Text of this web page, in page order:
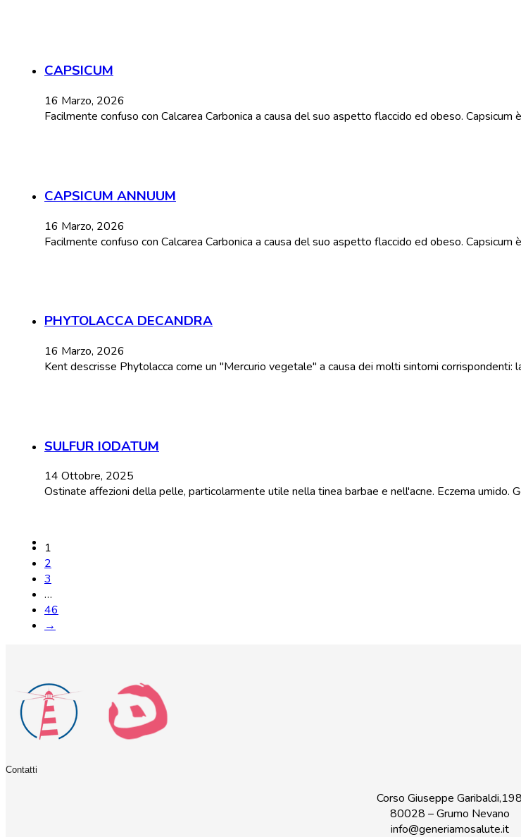
CAPSICUM
16 Marzo, 2026
Facilmente confuso con Calcarea Carbonica a causa del suo aspetto flaccido ed obeso.
CAPSICUM ANNUUM
16 Marzo, 2026
Facilmente confuso con Calcarea Carbonica a causa del suo aspetto flaccido ed obeso.
PHYTOLACCA DECANDRA
16 Marzo, 2026
Kent descrisse Phytolacca come un "Mercurio vegetale" a causa dei molti sintomi corrispondenti:
SULFUR IODATUM
14 Ottobre, 2025
Ostinate affezioni della pelle, particolarmente utile nella tinea barbae e nell'acne. Eczema umido.
1
2
3
…
46
→
Contatti
Corso Giuseppe Garibaldi,198
80028 – Grumo Nevano
info@generiamosalute.it